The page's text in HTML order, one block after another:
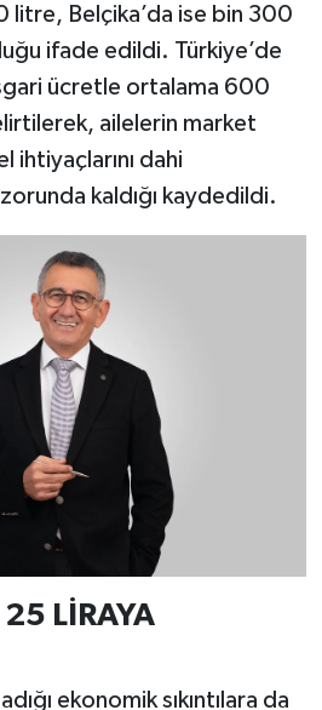
litre, Belçika’da ise bin 300
ifade edildi. Türkiye’de
ücretle ortalama 600
ailelerin market
ihtiyaçlarını dahi
kaldığı kaydedildi.
25 LİRAYA
ekonomik sıkıntılara da